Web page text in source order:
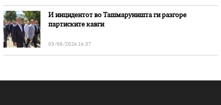
И инцидентот во Ташмаруништa ги разгоре
партиските кавги
03/08/2026 16:37